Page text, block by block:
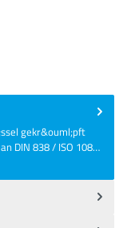
gekr&ouml;pft
DIN 838 / ISO 108…